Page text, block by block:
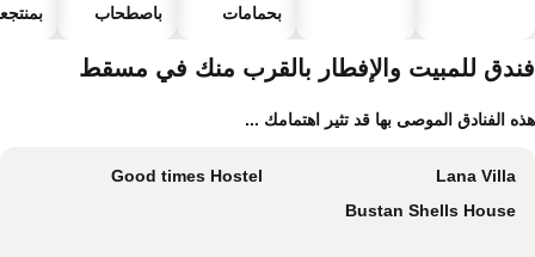
بحمامات
باصطحاب
للمبيت والإفطار بالقرب منك في مسقط
الفنادق الموصى بها قد تثير اهتمامك ...
Lana Villa
Good times Hostel
Bustan Shells House